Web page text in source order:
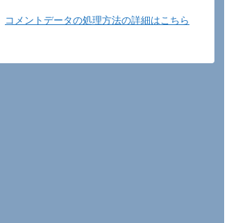
コメントデータの処理方法の詳細はこちら